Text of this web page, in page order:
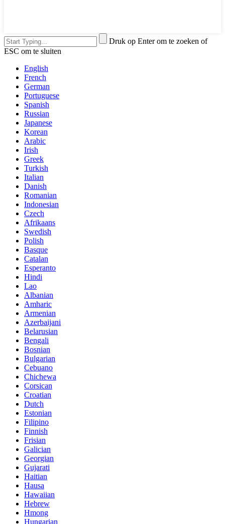
Druk op Enter om te zoeken of
ESC om te sluiten
English
French
German
Portuguese
Spanish
Russian
Japanese
Korean
Arabic
Irish
Greek
Turkish
Italian
Danish
Romanian
Indonesian
Czech
Afrikaans
Swedish
Polish
Basque
Catalan
Esperanto
Hindi
Lao
Albanian
Amharic
Armenian
Azerbaijani
Belarusian
Bengali
Bosnian
Bulgarian
Cebuano
Chichewa
Corsican
Croatian
Dutch
Estonian
Filipino
Finnish
Frisian
Galician
Georgian
Gujarati
Haitian
Hausa
Hawaiian
Hebrew
Hmong
Hungarian